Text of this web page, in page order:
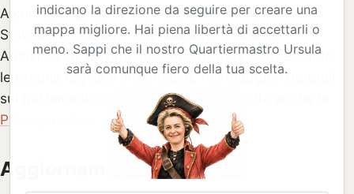
Alcuni servizi, come Cloudflare Turnstile,
Statcounter, Google Tag Manager o Google
Analytics se attivato, possono trattare dati secondo
le proprie regole e informative. Per maggiori dettagli
sul trattamento dei dati personali consulta anche la
Privacy policy
Aggiornamenti
indicano la direzione da seguire per creare una
mappa migliore. Hai piena libertà di accettarli o
meno. Sappi che il nostro Quartiermastro Ursula
sarà comunque fiero della tua scelta.